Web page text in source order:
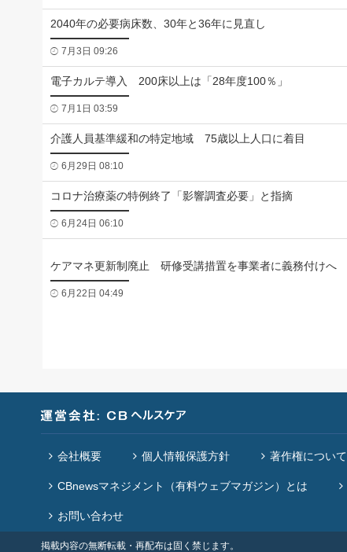
2040年の必要病床数、30年と36年に見直し
7月3日 09:26
電子カルテ導入 200床以上は「28年度100％」
7月1日 03:59
介護人員基準緩和の特定地域 75歳以上人口に着目
6月29日 08:10
コロナ治療薬の特例終了「影響調査必要」と指摘
6月24日 06:10
ケアマネ更新制廃止 研修受講措置を事業者に義務付けへ
6月22日 04:49
会社概要 個人情報保護方針 著作権について
CBnewsマネジメント（有料ウェブマガジン）とは
お問い合わせ
掲載内容の無断転載・再配布は固く禁じます。